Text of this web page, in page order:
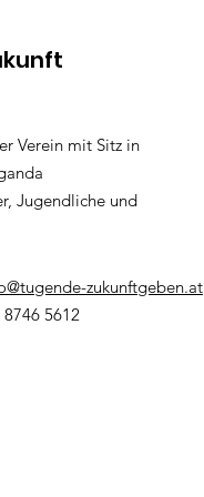
Verein mit Sitz in
Jugendliche und
zukunftgeben.at
5612